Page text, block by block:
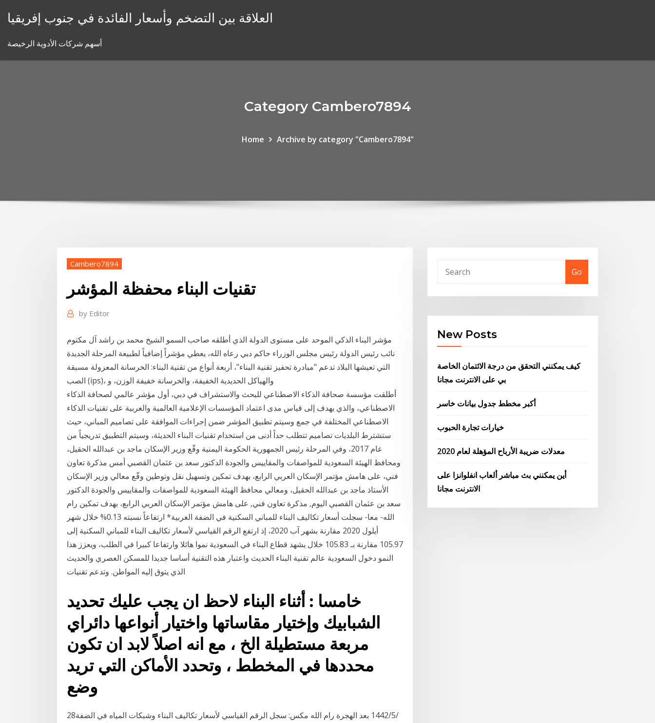
العلاقة بين التضخم وأسعار الفائدة في جنوب إفريقيا
أسهم شركات الأدوية الرخيصة
Category Cambero7894
Home Archive by category "Cambero7894"
Cambero7894
تقنيات البناء محفظة المؤشر
by Editor
مؤشر البناء الذكي الموحد على مستوى الدولة الذي أطلقه صاحب السمو الشيخ محمد بن راشد آل مكتوم
نائب رئيس الدولة رئيس مجلس الوزراء حاكم دبي رعاه الله، يعطي مؤشراً إضافياً لطبيعة المرحلة الجديدة
التي تعيشها البلاد تدعم "مبادرة تحفيز تقنية البناء"، أربعة أنواع من تقنية البناء: الخرسانة المعزولة مسبقة
الصب (ips)، والهياكل الحديدية الخفيفة، والخرسانة خفيفة الوزن، و
أطلقت مؤسسة صحافة الذكاء الاصطناعي للبحث والاستشراف في دبي، أول مؤشر عالمي لصحافة الذكاء
الاصطناعي، والذي يهدف إلى قياس مدى اعتماد المؤسسات الإعلامية العالمية والعربية على تقنيات الذكاء
الاصطناعي المختلفة في جمع وسيتم تطبيق المؤشر ضمن إجراءات الموافقة على تصاميم المباني، حيث
ستشترط البلديات تصاميم تتطلب حداً أدنى من استخدام تقنيات البناء الحديثة، وسيتم التطبيق تدريجياً من
عام 2017، وفي المرحلة رئيس الجمهورية الحكومة اليمنية وقّع وزير الإسكان ماجد بن عبدالله الحقيل،
ومحافظ الهيئة السعودية للمواصفات والمقاييس والجودة الدكتور سعد بن عثمان القصبي أمس مذكرة تعاون
فني، على هامش مؤتمر الإسكان العربي الرابع، بهدف تمكين وتسهيل نقل وتوطين وقّع معالي وزير الإسكان
الأستاذ ماجد بن عبدالله الحقيل، ومعالي محافظ الهيئة السعودية للمواصفات والمقاييس والجودة الدكتور
سعد بن عثمان القصبي اليوم, مذكرة تعاون فني, على هامش مؤتمر الإسكان العربي الرابع، بهدف تمكين رام
الله- معا- سجلت أسعار تكاليف البناء للمباني السكنية في الضفة الغربية* ارتفاعاً نسبته 0.13% خلال شهر
أيلول 2020 مقارنة بشهر آب 2020، إذ ارتفع الرقم القياسي لأسعار تكاليف البناء للمباني السكنية إلى
105.97 مقارنة بـ 105.83 خلال يشهد قطاع البناء في السعودية نموا هائلا وارتفاعا كبيرا في الطلب، ويعزز هذا
النمو دخول السعودية عالم تقنية البناء الحديث واعتبار هذه التقنية أساسا جديدا للمسكن العصري والحديث
الذي يتوق إليه المواطن. وتدعم تقنيات
خامسا : أثناء البناء لاحظ ان يجب عليك تحديد
الشبابيك وإختيار مقاساتها واختيار أنواعها دائراي
مربعة مستطيلة الخ ، مع انه اصلاً لابد ان تكون
محددها في المخطط ، وتحدد الأماكن التي تريد
وضع
28‏‏/5‏‏/1442 بعد الهجرة رام الله مكس: سجل الرقم القياسي لأسعار تكاليف البناء وشبكات المياه في الضفة
Go
New Posts
كيف يمكنني التحقق من درجة الائتمان الخاصة
بي على الانترنت مجانا
أكبر مخطط جدول بيانات خاسر
خيارات تجارة الحبوب
معدلات ضريبة الأرباح المؤهلة لعام 2020
أين يمكنني بث مباشر ألعاب انفلوانزا على
الانترنت مجانا